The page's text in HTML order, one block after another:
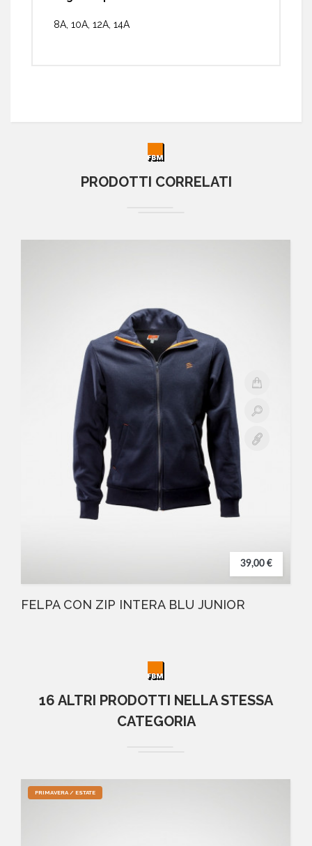
8A, 10A, 12A, 14A
PRODOTTI CORRELATI
39,00 €
FELPA CON ZIP INTERA BLU JUNIOR
16 ALTRI PRODOTTI NELLA STESSA
CATEGORIA
PRIMAVERA / ESTATE